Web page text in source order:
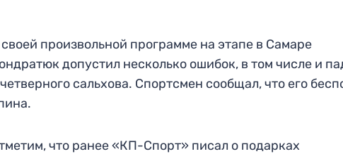
произвольной программе на этапе в Самаре
допустил несколько ошибок, в том числе и
сальхова. Спортсмен сообщал, что его
что ранее «КП-Спорт» писал о подарках